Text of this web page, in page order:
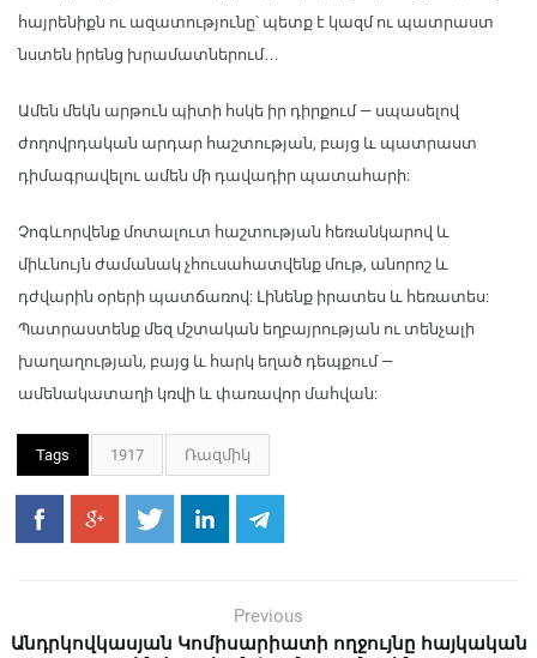
հայրենիքն ու ազատությունը՝ պետք է կազմ ու պատրաստ
նստեն իրենց խրամատներում…
Ամեն մեկն արթուն պիտի հսկե իր դիրքում — սպասելով
ժողովրդական արդար հաշտության, բայց և պատրաստ
դիմագրավելու ամեն մի դավադիր պատահարի:
Չոգևորվենք մոտալուտ հաշտության հեռանկարով և
միևնույն ժամանակ չհուսահատվենք մութ, անորոշ և
դժվարին օրերի պատճառով: Լինենք իրատես և հեռատես:
Պատրաստենք մեզ մշտական եղբայրության ու տենչալի
խաղաղության, բայց և հարկ եղած դեպքում —
ամենակատաղի կռվի և փառավոր մահվան:
Tags 1917 Ռազմիկ
Previous
Անդրկովկասյան Կոմիսարիատի ողջույնը հայկական